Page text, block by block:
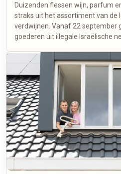
Duizenden flessen wijn, parfum
straks uit het assortiment van de
verdwijnen. Vanaf 22 september
goederen uit illegale Israëlische